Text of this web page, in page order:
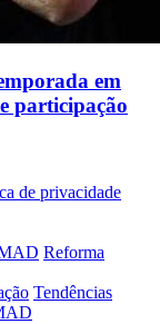
em
participação
de privacidade
Reforma
Tendências